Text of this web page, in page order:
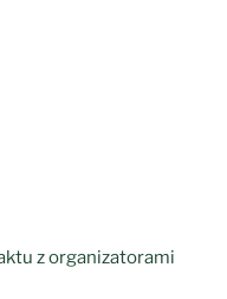
z organizatorami